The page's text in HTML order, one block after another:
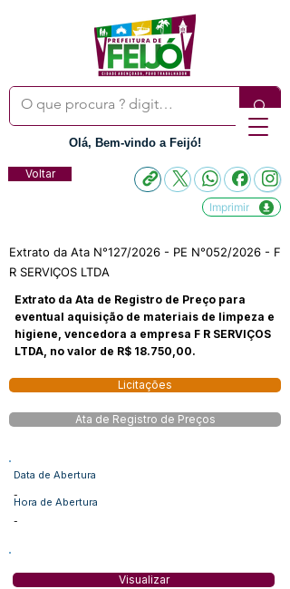
Olá, Bem-vindo a Feijó!
Voltar
Imprimir
Extrato da Ata N°127/2026 - PE N°052/2026 - F
R SERVIÇOS LTDA
Extrato da Ata de Registro de Preço para
eventual aquisição de materiais de limpeza e
higiene, vencedora a empresa F R SERVIÇOS
LTDA, no valor de R$ 18.750,00.
Licitações
Ata de Registro de Preços
Data de Abertura
-
Hora de Abertura
-
Visualizar